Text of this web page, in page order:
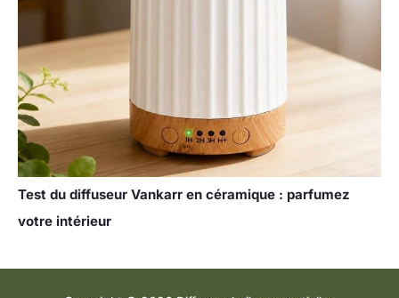
Test du diffuseur Vankarr en céramique : parfumez
votre intérieur